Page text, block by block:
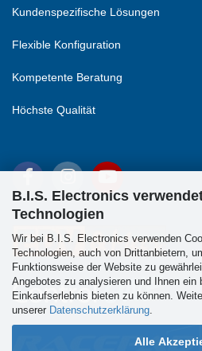
B.I.S. Electronics
Technologien
Wir bei B.I.S. Electronics verwenden
Technologien, auch von Drittanbietern,
Funktionsweise der Website zu
Angebotes zu analysieren und Ihnen ein
Einkaufserlebnis bieten zu können.
unserer Datenschutzerklärung
Alle
Kundenspezifische Lösungen
Flexible Konfiguration
Kompetente Beratung
Höchste Qualität